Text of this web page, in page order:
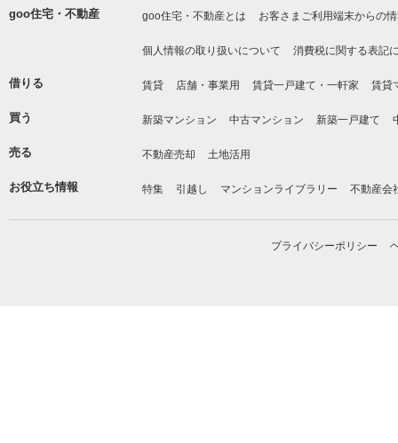
goo住宅・不動産 goo住宅・不動産とは お客さまご利用端末からの
個人情報の取り扱いについて 消費税に関する表記
借りる 賃貸 店舗・事業用 賃貸一戸建て・一軒家 賃貸
買う 新築マンション 中古マンション 新築一戸建て
売る 不動産売却 土地活用
お役立ち情報 特集 引越し マンションライブラリー 不動産会
プライバシーポリシー